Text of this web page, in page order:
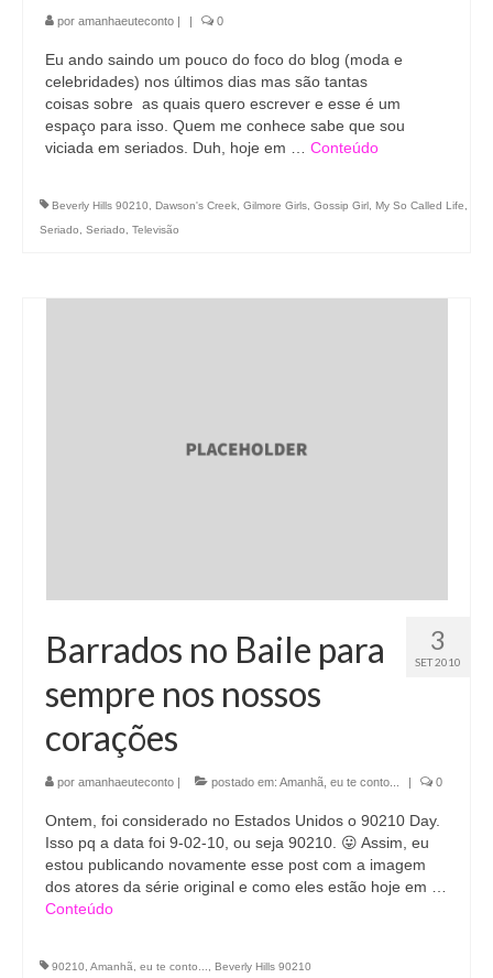
por amanhaeuteconto 0
Eu ando saindo um pouco do foco do blog (moda e
celebridades) nos últimos dias mas são tantas
coisas sobre as quais quero escrever e esse é um
espaço para isso. Quem me conhece sabe que sou
viciada em seriados. Duh, hoje em … Conteúdo
Beverly Hills 90210, Dawson's Creek, Gilmore Girls, Gossip Girl, My So Called Life,
Seriado, Seriado, Televisão
3
SET 2010
Barrados no Baile para
sempre nos nossos
corações
por amanhaeuteconto | postado em: Amanhã, eu te conto... | 0
Ontem, foi considerado no Estados Unidos o 90210 Day.
Isso pq a data foi 9-02-10, ou seja 90210. 😛 Assim, eu
estou publicando novamente esse post com a imagem
dos atores da série original e como eles estão hoje em …
Conteúdo
90210 Amanhã, eu te conto... Beverly Hills 90210